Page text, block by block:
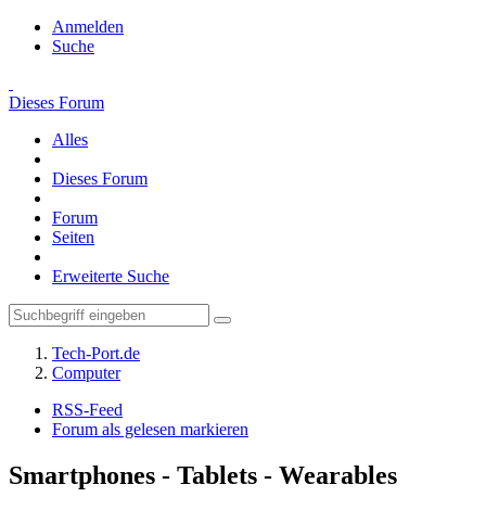
Anmelden
Suche
Dieses Forum
Alles
Dieses Forum
Forum
Seiten
Erweiterte Suche
Tech-Port.de
Computer
RSS-Feed
Forum als gelesen markieren
Smartphones - Tablets - Wearables